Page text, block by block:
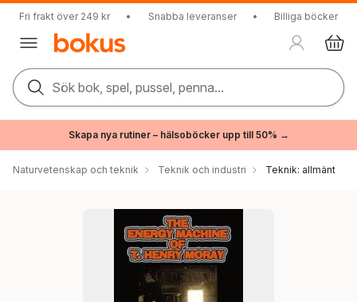
Fri frakt över 249 kr • Snabba leveranser • Billiga böcker
Sök bok, spel, pussel, penna...
Skapa nya rutiner – hälsoböcker upp till 50% →
Naturvetenskap och teknik Teknik och industri Teknik: allmänt